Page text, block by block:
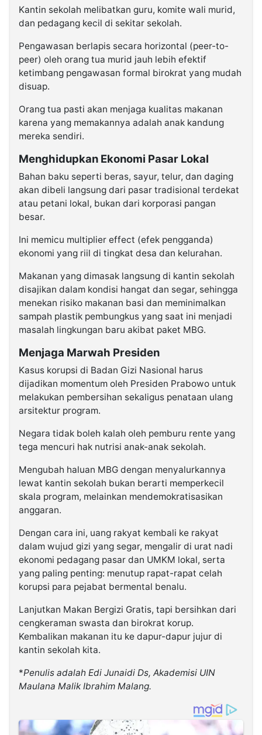
Kantin sekolah melibatkan guru, komite wali murid,
dan pedagang kecil di sekitar sekolah.
Pengawasan berlapis secara horizontal (peer-to-
peer) oleh orang tua murid jauh lebih efektif
ketimbang pengawasan formal birokrat yang mudah
disuap.
Orang tua pasti akan menjaga kualitas makanan
karena yang memakannya adalah anak kandung
mereka sendiri.
Menghidupkan Ekonomi Pasar Lokal
Bahan baku seperti beras, sayur, telur, dan daging
akan dibeli langsung dari pasar tradisional terdekat
atau petani lokal, bukan dari korporasi pangan
besar.
Ini memicu multiplier effect (efek pengganda)
ekonomi yang riil di tingkat desa dan kelurahan.
Makanan yang dimasak langsung di kantin sekolah
disajikan dalam kondisi hangat dan segar, sehingga
menekan risiko makanan basi dan meminimalkan
sampah plastik pembungkus yang saat ini menjadi
masalah lingkungan baru akibat paket MBG.
Menjaga Marwah Presiden
Kasus korupsi di Badan Gizi Nasional harus
dijadikan momentum oleh Presiden Prabowo untuk
melakukan pembersihan sekaligus penataan ulang
arsitektur program.
Negara tidak boleh kalah oleh pemburu rente yang
tega mencuri hak nutrisi anak-anak sekolah.
Mengubah haluan MBG dengan menyalurkannya
lewat kantin sekolah bukan berarti memperkecil
skala program, melainkan mendemokratisasikan
anggaran.
Dengan cara ini, uang rakyat kembali ke rakyat
dalam wujud gizi yang segar, mengalir di urat nadi
ekonomi pedagang pasar dan UMKM lokal, serta
yang paling penting: menutup rapat-rapat celah
korupsi para pejabat bermental benalu.
Lanjutkan Makan Bergizi Gratis, tapi bersihkan dari
cengkeraman swasta dan birokrat korup.
Kembalikan makanan itu ke dapur-dapur jujur di
kantin sekolah kita.
*Penulis adalah Edi Junaidi Ds, Akademisi UIN
Maulana Malik Ibrahim Malang.